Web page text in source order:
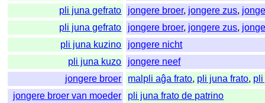
pli juna gefrato
jongere broer, jongere zus,
pli juna gefrato
jongere broer, jongere zus,
pli juna kuzino
jongere nicht
pli juna kuzo
jongere neef
jongere broer
malpli aĝa frato, pli juna frato, pli
jongere broer van moeder
pli juna frato de patrino